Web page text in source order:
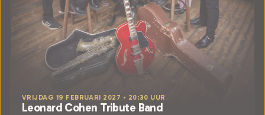
VRIJDAG 19 FEBRUARI 2027 • 20:30 UUR
Leonard Cohen Tribute Band